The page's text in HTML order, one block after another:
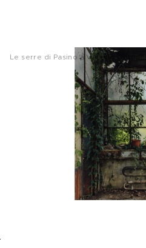
Le serre di Pasino a Varedo (foto